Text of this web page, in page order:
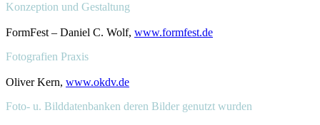
Konzeption und Gestaltung
FormFest – Daniel C. Wolf, www.formfest.de
Fotografien Praxis
Oliver Kern, www.okdv.de
Foto- u. Bilddatenbanken deren Bilder genutzt wurden